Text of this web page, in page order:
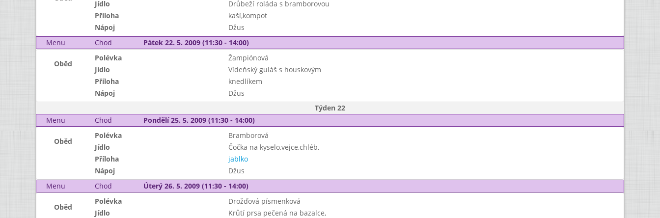
Jídlo
Drůbeží roláda s bramborovou
Příloha
kaší,kompot
Nápoj
Džus
Menu
Chod Pátek 22. 5. 2009 (11:30 - 14:00)
Oběd
Polévka
Žampiónová
Jídlo
Vídeňský guláš s houskovým
Příloha
knedlíkem
Nápoj
Džus
Týden 22
Menu
Chod Pondělí 25. 5. 2009 (11:30 - 14:00)
Oběd
Polévka
Bramborová
Jídlo
Čočka na kyselo,vejce,chléb,
Příloha
jablko
Nápoj
Džus
Menu
Chod Úterý 26. 5. 2009 (11:30 - 14:00)
Oběd
Polévka
Drožďová písmenková
Jídlo
Krůtí prsa pečená na bazalce,